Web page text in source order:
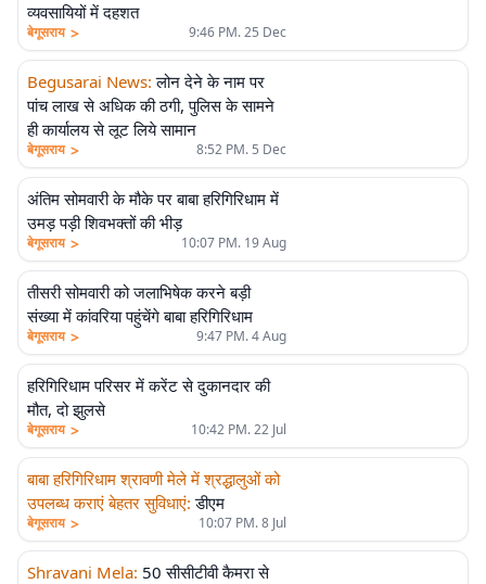
व्यवसायियों में दहशत
बेगूसराय > 9:46 PM. 25 Dec
Begusarai News: लोन देने के नाम पर
पांच लाख से अधिक की ठगी, पुलिस के सामने
ही कार्यालय से लूट लिये सामान
बेगूसराय > 8:52 PM. 5 Dec
अंतिम सोमवारी के मौके पर बाबा हरिगिरिधाम में
उमड़ पड़ी शिवभक्तों की भीड़
बेगूसराय > 10:07 PM. 19 Aug
तीसरी सोमवारी को जलाभिषेक करने बड़ी
संख्या में कांवरिया पहुंचेंगे बाबा हरिगिरिधाम
बेगूसराय > 9:47 PM. 4 Aug
हरिगिरिधाम परिसर में करेंट से दुकानदार की
मौत, दो झुलसे
बेगूसराय > 10:42 PM. 22 Jul
बाबा हरिगिरिधाम श्रावणी मेले में श्रद्धालुओं को
उपलब्ध कराएं बेहतर सुविधाएं: डीएम
बेगूसराय > 10:07 PM. 8 Jul
Shravani Mela: 50 सीसीटीवी कैमरा से